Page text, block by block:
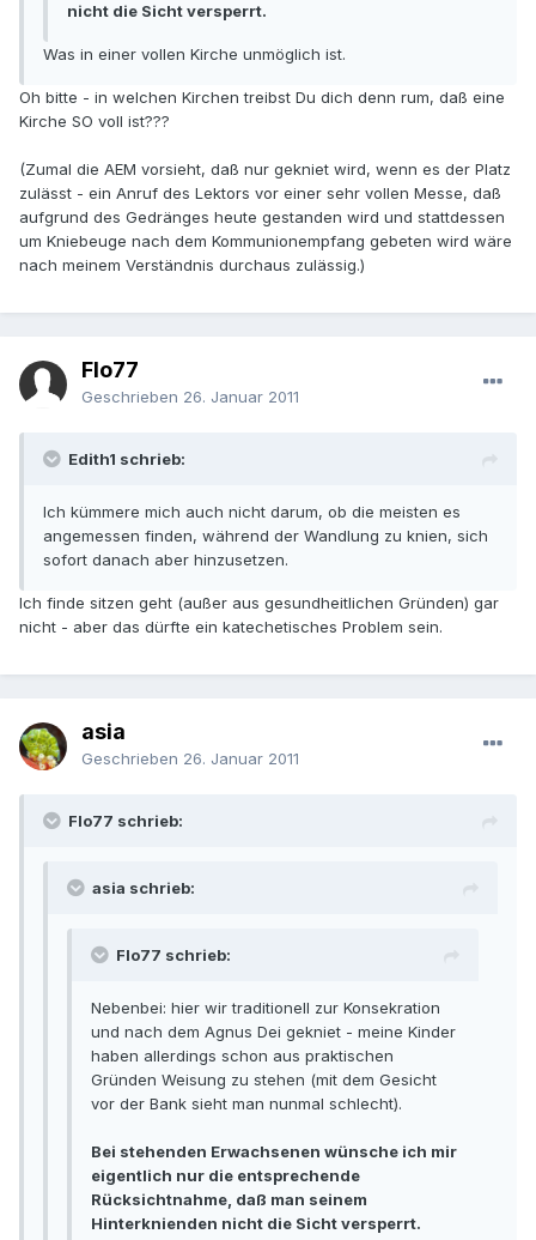
nicht die Sicht versperrt.
Was in einer vollen Kirche unmöglich ist.
Oh bitte - in welchen Kirchen treibst Du dich denn rum, daß eine
Kirche SO voll ist???
(Zumal die AEM vorsieht, daß nur gekniet wird, wenn es der Platz
zulässt - ein Anruf des Lektors vor einer sehr vollen Messe, daß
aufgrund des Gedränges heute gestanden wird und stattdessen
um Kniebeuge nach dem Kommunionempfang gebeten wird wäre
nach meinem Verständnis durchaus zulässig.)
Flo77
Geschrieben 26. Januar 2011
Edith1 schrieb:
Ich kümmere mich auch nicht darum, ob die meisten es
angemessen finden, während der Wandlung zu knien, sich
sofort danach aber hinzusetzen.
Ich finde sitzen geht (außer aus gesundheitlichen Gründen) gar
nicht - aber das dürfte ein katechetisches Problem sein.
asia
Geschrieben 26. Januar 2011
Flo77 schrieb:
asia schrieb:
Flo77 schrieb:
Nebenbei: hier wir traditionell zur Konsekration
und nach dem Agnus Dei gekniet - meine Kinder
haben allerdings schon aus praktischen
Gründen Weisung zu stehen (mit dem Gesicht
vor der Bank sieht man nunmal schlecht).
Bei stehenden Erwachsenen wünsche ich mir
eigentlich nur die entsprechende
Rücksichtnahme, daß man seinem
Hinterknienden nicht die Sicht versperrt.